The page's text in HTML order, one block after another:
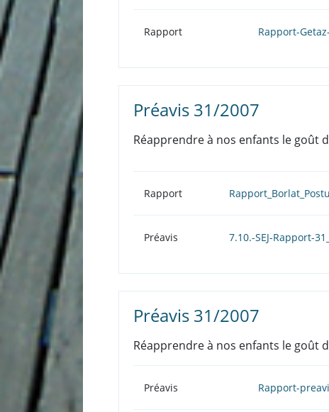
Rapport Rapport-
Préavis 31/2007
Réapprendre à nos enfants le goût
Rapport
Préavis 7.10.-SEJ-Rapport-
Préavis 31/2007
Réapprendre à nos enfants le goût
Préavis Rapport-